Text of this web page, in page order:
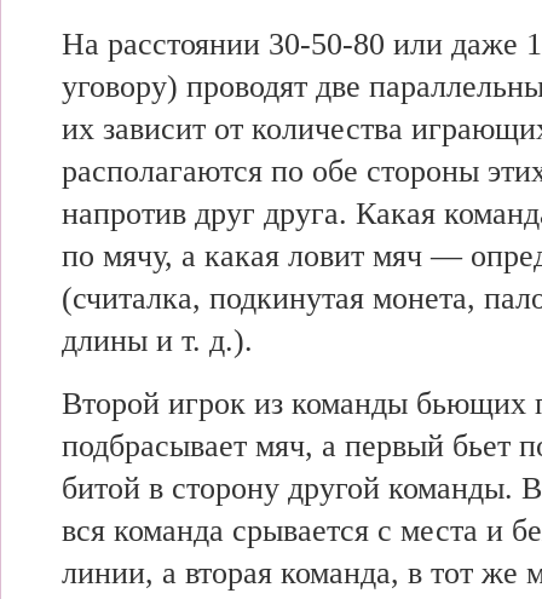
На расстоянии 30-50-80 или даже
уговору) проводят две
их зависит от количества
располагаются по обе стороны
напротив друг друга. Какая
по мячу, а какая ловит мяч —
(считалка, подкинутая монета,
длины и т. д.).
Второй игрок из команды бьющих
подбрасывает мяч, а первый бьет
битой в сторону другой команды.
вся команда срывается с места и
линии, а вторая команда, в тот же